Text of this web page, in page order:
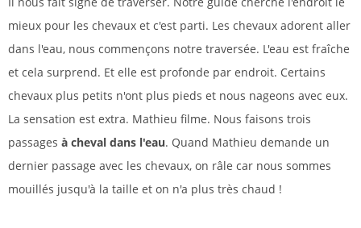
mieux pour les chevaux et c'est parti. Les chevaux adorent aller
dans l'eau, nous commençons notre traversée. L'eau est fraîche
et cela surprend. Et elle est profonde par endroit. Certains
chevaux plus petits n'ont plus pieds et nous nageons avec eux.
La sensation est extra. Mathieu filme. Nous faisons trois
passages à cheval dans l'eau. Quand Mathieu demande un
dernier passage avec les chevaux, on râle car nous sommes
mouillés jusqu'à la taille et on n'a plus très chaud !